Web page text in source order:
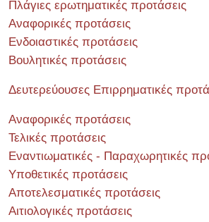
Πλάγιες ερωτηματικές προτάσεις
Αναφορικές προτάσεις
Ενδοιαστικές προτάσεις
Βουλητικές προτάσεις
Δευτερεύουσες Επιρρηματικές
Αναφορικές προτάσεις
Τελικές προτάσεις
Εναντιωματικές - Παραχωρητικές
Υποθετικές προτάσεις
Αποτελεσματικές προτάσεις
Αιτιολογικές προτάσεις